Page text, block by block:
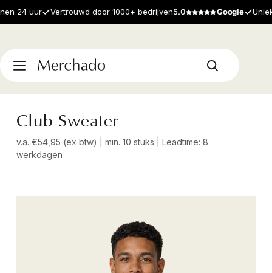
24 uur Vertrouwd door 1000+ bedrijven5.0 Google Unieke
Club Sweater
v.a. €54,95 (ex btw) | min. 10 stuks | Leadtime: 8
werkdagen